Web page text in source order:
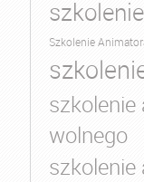
Szkolenie
wolnego